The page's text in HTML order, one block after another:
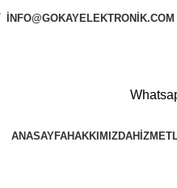
INFO@GOKAYELEKTRONIK.COM
ANASAYFAHAKKIMIZDA